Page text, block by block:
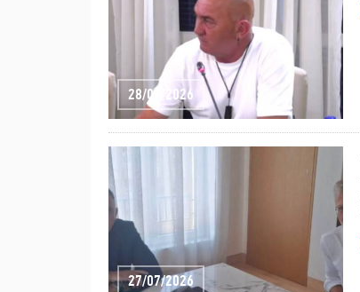
28/07/2026
27/07/2026